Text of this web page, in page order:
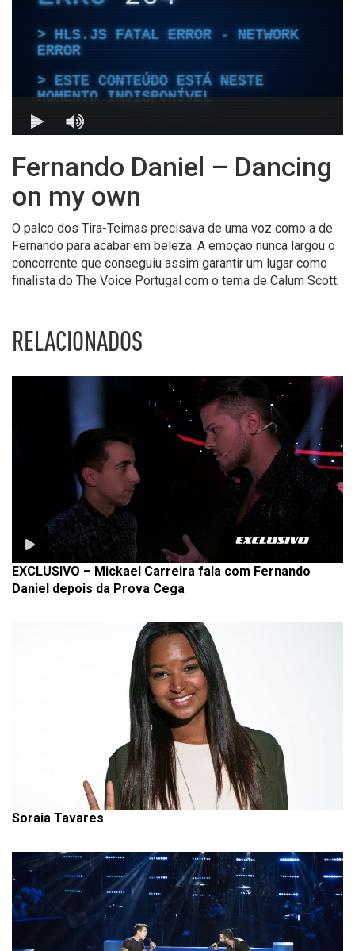
Fernando Daniel – Dancing
on my own
O palco dos Tira-Teimas precisava de uma voz como a de
Fernando para acabar em beleza. A emoção nunca largou o
concorrente que conseguiu assim garantir um lugar como
finalista do The Voice Portugal com o tema de Calum Scott.
RELACIONADOS
EXCLUSIVO – Mickael Carreira fala com Fernando
Daniel depois da Prova Cega
Soraia Tavares